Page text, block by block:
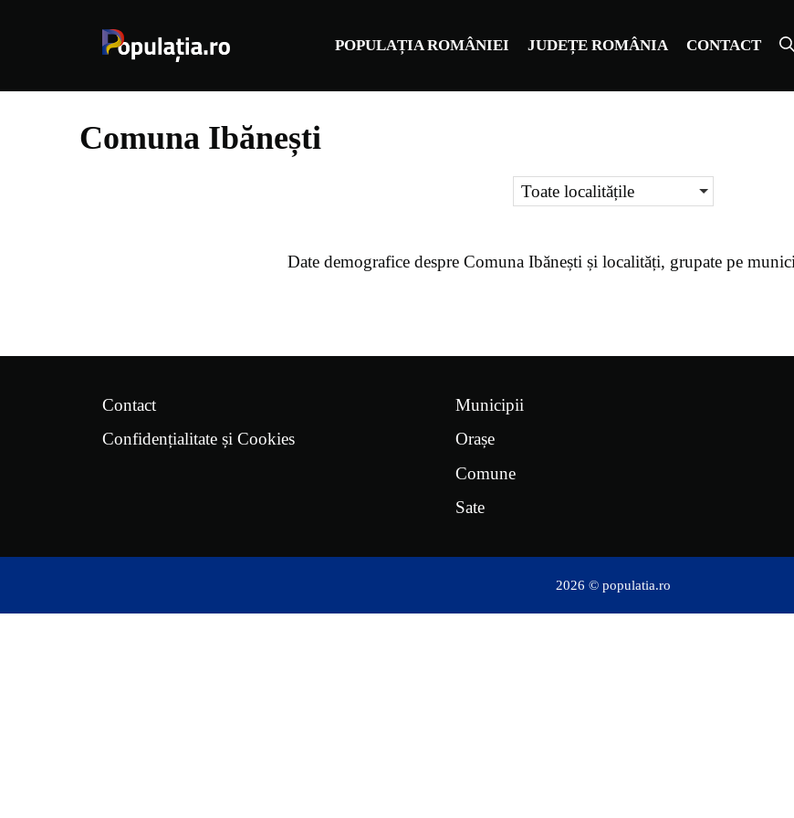
POPULAȚIA ROMÂNIEI JUDEȚE ROMÂNIA CONTACT
Comuna Ibănești
Toate localitățile
Date demografice despre Comuna Ibănești și localități, grupate pe
Contact
Confidențialitate și Cookies
Municipii
Orașe
Comune
Sate
2026 © populatia.ro